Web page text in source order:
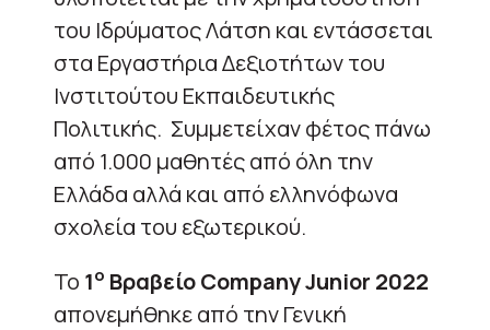
του Ιδρύματος Λάτση και εντάσσεται
στα Εργαστήρια Δεξιοτήτων του
Ινστιτούτου Εκπαιδευτικής
Πολιτικής. Συμμετείχαν φέτος πάνω
από 1.000 μαθητές από όλη την
Ελλάδα αλλά και από ελληνόφωνα
σχολεία του εξωτερικού.
Το 1ο ΒραβείοCompanyJunior 2022
απονεμήθηκε από την Γενική